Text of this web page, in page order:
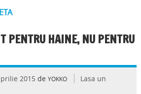
PENTRU HAINE, NU PENTRU
2015 de YOKKO
Lasa un